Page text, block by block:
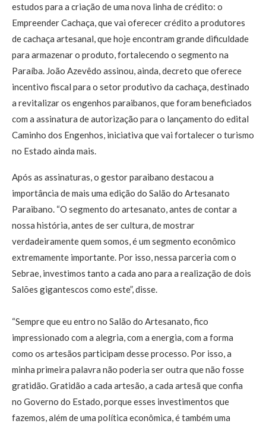
estudos para a criação de uma nova linha de crédito: o
Empreender Cachaça, que vai oferecer crédito a produtores
de cachaça artesanal, que hoje encontram grande dificuldade
para armazenar o produto, fortalecendo o segmento na
Paraíba. João Azevêdo assinou, ainda, decreto que oferece
incentivo fiscal para o setor produtivo da cachaça, destinado
a revitalizar os engenhos paraibanos, que foram beneficiados
com a assinatura de autorização para o lançamento do edital
Caminho dos Engenhos, iniciativa que vai fortalecer o turismo
no Estado ainda mais.
Após as assinaturas, o gestor paraibano destacou a
importância de mais uma edição do Salão do Artesanato
Paraibano. “O segmento do artesanato, antes de contar a
nossa história, antes de ser cultura, de mostrar
verdadeiramente quem somos, é um segmento econômico
extremamente importante. Por isso, nessa parceria com o
Sebrae, investimos tanto a cada ano para a realização de dois
Salões gigantescos como este”, disse.
“Sempre que eu entro no Salão do Artesanato, fico
impressionado com a alegria, com a energia, com a forma
como os artesãos participam desse processo. Por isso, a
minha primeira palavra não poderia ser outra que não fosse
gratidão. Gratidão a cada artesão, a cada artesã que confia
no Governo do Estado, porque esses investimentos que
fazemos, além de uma política econômica, é também uma